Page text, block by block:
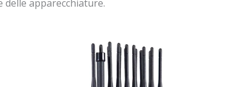
apparecchiature.